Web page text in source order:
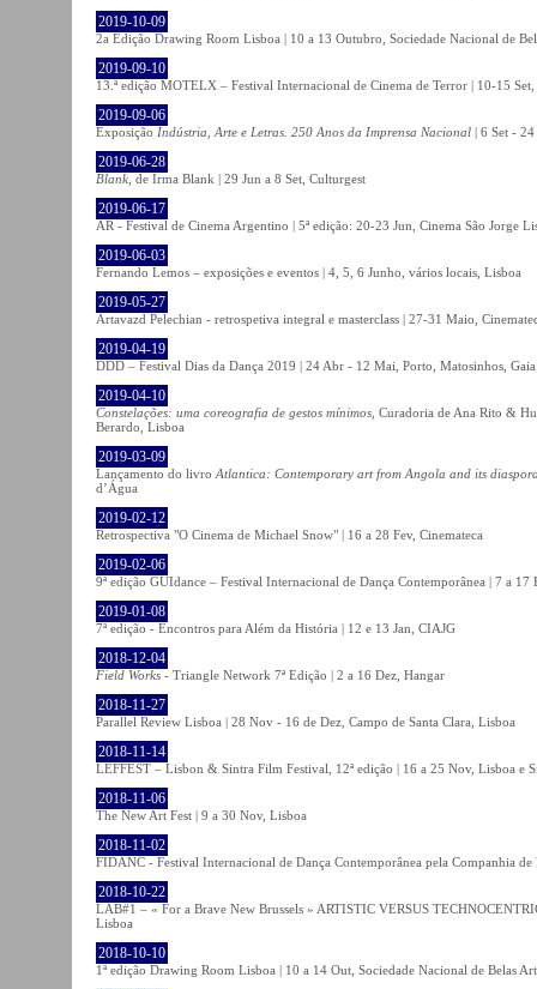
2019-10-09
2a Edição Drawing Room Lisboa | 10 a 13 Outubro, Sociedade Nacional de
2019-09-10
13.ª edição MOTELX – Festival Internacional de Cinema de Terror | 10-15
2019-09-06
Exposição Indústria, Arte e Letras. 250 Anos da Imprensa Nacional | 6 Set -
2019-06-28
Blank , de Irma Blank | 29 Jun a 8 Set, Culturgest
2019-06-17
AR - Festival de Cinema Argentino | 5ª edição: 20-23 Jun, Cinema São Jorge
2019-06-03
Fernando Lemos – exposições e eventos | 4, 5, 6 Junho, vários locais, Lisboa
2019-05-27
Artavazd Pelechian - retrospetiva integral e masterclass | 27-31 Maio,
2019-04-19
DDD – Festival Dias da Dança 2019 | 24 Abr - 12 Mai, Porto, Matosinhos, Gaia
2019-04-10
Constelações: uma coreografia de gestos mínimos , Curadoria de Ana Rito &
Berardo, Lisboa
2019-03-09
Lançamento do livro Atlantica: Contemporary art from Angola and its
d’Água
2019-02-12
Retrospectiva "O Cinema de Michael Snow" | 16 a 28 Fev, Cinemateca
2019-02-06
9ª edição GUIdance – Festival Internacional de Dança Contemporânea | 7 a 17
2019-01-08
7ª edição - Encontros para Além da História | 12 e 13 Jan, CIAJG
2018-12-04
Field Works - Triangle Network 7ª Edição | 2 a 16 Dez, Hangar
2018-11-27
Parallel Review Lisboa | 28 Nov - 16 de Dez, Campo de Santa Clara, Lisboa
2018-11-14
LEFFEST – Lisbon & Sintra Film Festival, 12ª edição | 16 a 25 Nov, Lisboa e
2018-11-06
The New Art Fest | 9 a 30 Nov, Lisboa
2018-11-02
FIDANC - Festival Internacional de Dança Contemporânea pela Companhia
2018-10-22
LAB#1 – « For a Brave New Brussels » ARTISTIC VERSUS
Lisboa
2018-10-10
1ª edição Drawing Room Lisboa | 10 a 14 Out, Sociedade Nacional de Belas